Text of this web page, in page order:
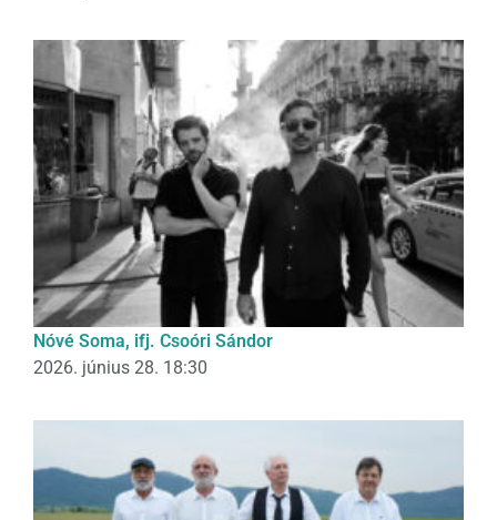
Nóvé Soma, ifj. Csoóri Sándor
2026. június 28. 18:30